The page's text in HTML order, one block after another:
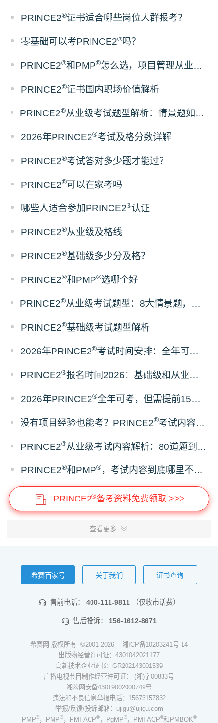
PRINCE2®证书适合哪些岗位人群报考？
零基础可以考PRINCE2®吗？
PRINCE2®和PMP®怎么选，项目管理从业者报考指南
PRINCE2®证书国内职场价值解析
PRINCE2®从业级考试题型解析：情景题如何考察项目管理实战能力
2026年PRINCE2®考试及格分数详解
PRINCE2®考试答对多少题才能过？
PRINCE2®可以在家考吗
哪些人适合参加PRINCE2®认证
PRINCE2®从业级及格线
PRINCE2®基础级多少分及格？
PRINCE2®和PMP®选哪个好
PRINCE2®从业级考试题型：8大情景题，开卷考但只准带官方教材
PRINCE2®基础级考试题型解析
2026年PRINCE2®考试时间安排：全年可考，随约随考
PRINCE2®报名时间2026：基础级和从业级，预约规则一样吗？
2026年PRINCE2®全年可考，但需提前15天预约
没有项目经验也能考？PRINCE2®考试内容与报考条件全梳理
PRINCE2®从业级考试内容解析：80道题到底在考什么？
PRINCE2®和PMP®，考试内容到底哪里不一样？
PRINCE2®备考资料免费领取 >>>
查看更多
希赛百家号 关于我们 证书查询
售前电话： 400-111-9811 （仅收市话费）
售后投诉： 156-1612-8671
希赛网 版权所有 ©2001-2026 湘ICP备10203241号-14
出版物经营许可证：4301042021177
高新技术企业证书：GR202143001539
广播电视节目制作经营许可证： (湘)字00833号
湘公网安备43019002000749号
违法和不良信息举报电话：15673157832
举报/反馈/投诉邮箱：ujigu@ujigu.com
PMP®，PMP®，PMI-ACP®，PgMP®，PMI-ACP®和PMBOK®